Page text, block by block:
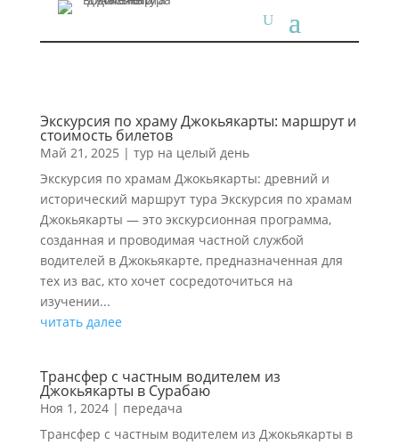
Экскурсия по храму Джокьякарты: маршрут и
стоимость билетов
Май 21, 2025 | тур на целый день
Экскурсия по храмам Джокьякарты: древний и
исторический маршрут тура Экскурсия по храмам
Джокьякарты — это экскурсионная программа,
созданная и проводимая частной службой
водителей в Джокьякарте, предназначенная для
тех из вас, кто хочет сосредоточиться на
изучении...
читать далее
Трансфер с частным водителем из
Джокьякарты в Сурабаю
Ноя 1, 2024| передача
Трансфер с частным водителем из Джокьякарты в